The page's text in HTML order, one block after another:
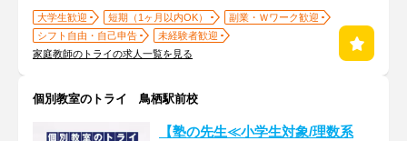
大学生歓迎 短期（1ヶ月以内OK）
副業・Ｗワーク歓迎
シフト自由・自己申告
未経験者歓迎
家庭教師のトライの求人一覧を見る
個別教室のトライ 鳥栖駅前校
【塾の先生≪小学生対象/理数系